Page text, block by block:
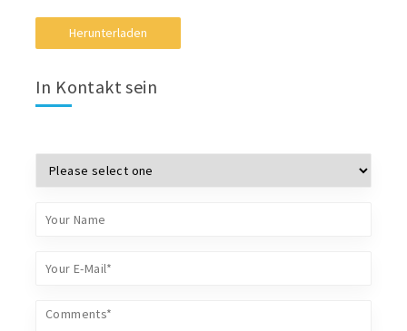
Herunterladen
In Kontakt sein